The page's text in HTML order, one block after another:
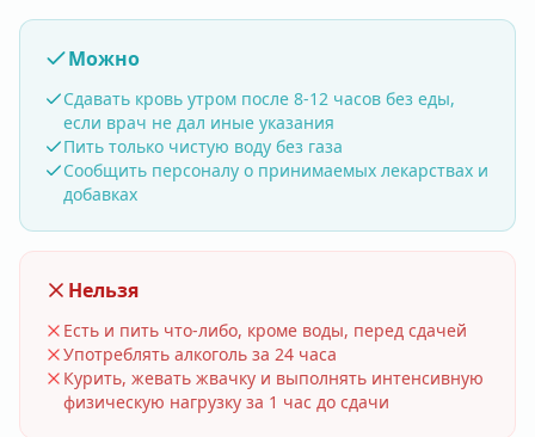
Можно
Сдавать кровь утром после 8-12 часов без еды,
если врач не дал иные указания
Пить только чистую воду без газа
Сообщить персоналу о принимаемых лекарствах и
добавках
Нельзя
Есть и пить что-либо, кроме воды, перед сдачей
Употреблять алкоголь за 24 часа
Курить, жевать жвачку и выполнять интенсивную
физическую нагрузку за 1 час до сдачи